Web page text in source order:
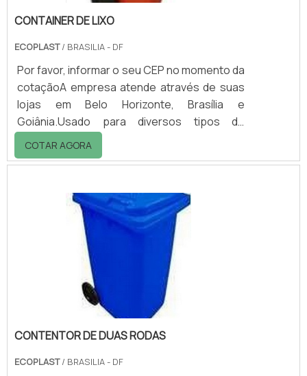
CONTAINER DE LIXO
ECOPLAST/ BRASILIA - DF
Por favor, informar o seu CEP no momento da
cotaçãoA empresa atende através de suas
lojas em Belo Horizonte, Brasília e
Goiânia.Usado para diversos tipos de
segmentos e finalidades, o container de lixo
nada mais é do que uma lixeira com rodas,
de resíduos coletados nos ambientes
internos para o ambiente externo, até o
descarte final. A peça também pode ser
usado para a coleta seletiva.No processo de
fabricação, são usados materiais que
ocultam odores q.
COTAR AGORA
CONTENTOR DE DUAS RODAS
ECOPLAST/ BRASILIA - DF